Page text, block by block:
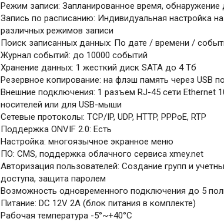
Режим записи: Запланированное время,
Запись по расписанию: Индивидуальная настройка
различных режимов записи
Поиск записанных данных: По дате / времени /
Журнал событий: до 10000 событий
Хранение данных: 1 жесткий диск SATA до 4 Тб
Резервное копирование: на флэш память через USB
Внешние подключения: 1 разъем RJ-45 сети Ethernet
носителей или для USB-мыши
Сетевые протоколы: TCP/IP, UDP, HTTP, PPPoE, RTP
Поддержка ONVIF 2.0: Есть
Настройка: многоязычное экранное меню
ПО: CMS, поддержка облачного сервиса xmey.net
Авторизация пользователей: Создание групп и
доступа, защита паролем
Возможность одновременного подключения до 5
Питание: DC 12V 2A (блок питания в комплекте)
Рабочая температура -5°~+40°C